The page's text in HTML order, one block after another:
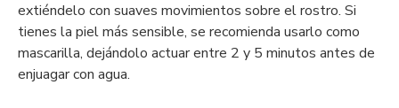
extiéndelo con suaves movimientos sobre el rostro. Si
tienes la piel más sensible, se recomienda usarlo como
mascarilla, dejándolo actuar entre 2 y 5 minutos antes de
enjuagar con agua.